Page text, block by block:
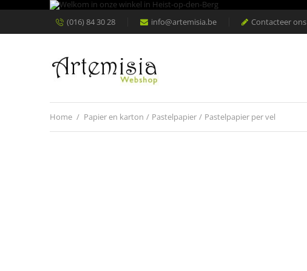
(016) 84 30 28 info@artemisia.be Contacteer ons
Home / Papier en karton / Pastelpapier / Pastelpapier per vel